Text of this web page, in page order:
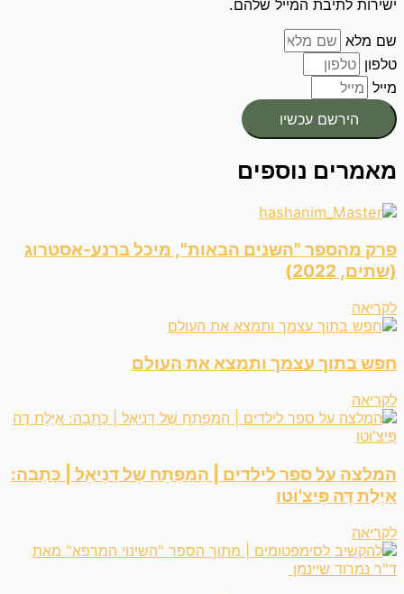
ישירות לתיבת המייל שלהם.
שם מלא
טלפון
מייל
הירשם עכשיו
מאמרים נוספים
פרק מהספר "השנים הבאות", מיכל ברנע-אסטרוג
(שתים, 2022)
לקריאה
חפש בתוך עצמך ותמצא את העולם
לקריאה
המלצה על ספר לילדים | הַמַּפְתֵּחַ שֶׁל דָּנִיאֵל | כָּתְבָה:
אַיֶּלֶת דֶּה פִּיצ'וֹטו
לקריאה